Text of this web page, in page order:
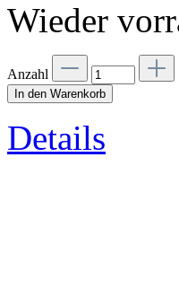
Wieder
Anzahl
In den Warenkorb
Details